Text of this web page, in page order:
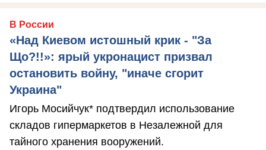
В России
«Над Киевом истошный крик - "За
Що?!!»: ярый укронацист призвал
остановить войну, "иначе сгорит
Украина"
Игорь Мосийчук* подтвердил использование
складов гипермаркетов в Незалежной для
тайного хранения вооружений.